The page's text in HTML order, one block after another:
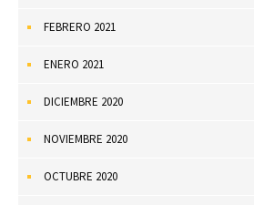
FEBRERO 2021
ENERO 2021
DICIEMBRE 2020
NOVIEMBRE 2020
OCTUBRE 2020